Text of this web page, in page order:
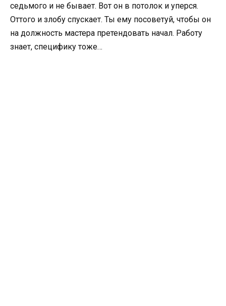
седьмого и не бывает. Вот он в потолок и уперся.
Оттого и злобу спускает. Ты ему посоветуй, чтобы он
на должность мастера претендовать начал. Работу
знает, специфику тоже…